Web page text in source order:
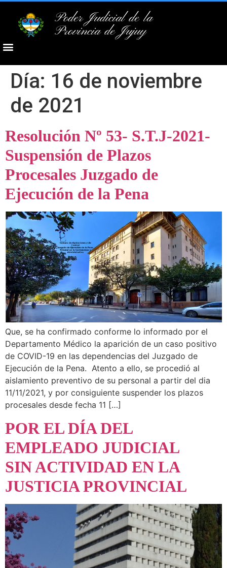
Poder Judicial de la
Provincia de Jujuy
Día: 16 de noviembre
de 2021
Resolución Nº 53- S.T.J-2021-
Suspensión de Plazos
Procesales Juzgado de
Ejecución de la Pena
Que, se ha confirmado conforme lo informado por el
Departamento Médico la aparición de un caso positivo
de COVID-19 en las dependencias del Juzgado de
Ejecución de la Pena. Atento a ello, se procedió al
aislamiento preventivo de su personal a partir del dia
11/11/2021, y por consiguiente suspender los plazos
procesales desde fecha 11 […]
POR EL DÍA DEL
EMPLEADO JUDICIAL
SIN ACTIVIDAD EN LA
JUSTICIA PROVINCIAL